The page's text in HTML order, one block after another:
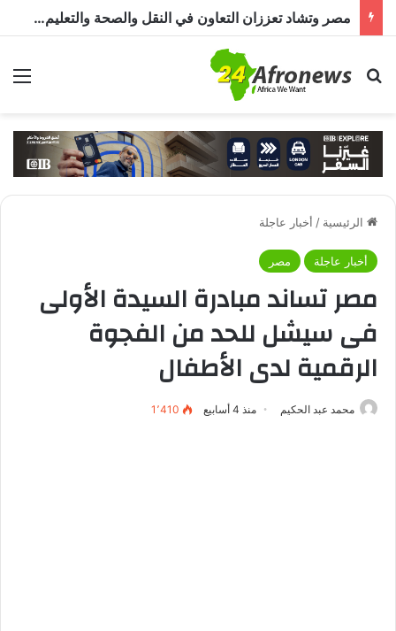
بحث عن
الرئيسية / أخبار عاجلة
أخبار عاجلة مصر
مصر تساند مبادرة السيدة الأولى
فى سيشل للحد من الفجوة
الرقمية لدى الأطفال
محمد عبد الحكيم منذ 4 أسابيع 1٬410